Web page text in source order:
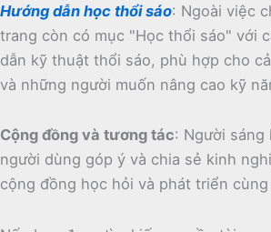
Hướng dẫn học thổi sáo: Ngoài việc
trang còn có mục "Học thổi sáo" với
dẫn kỹ thuật thổi sáo, phù hợp cho
và những người muốn nâng cao kỹ
Cộng đồng và tương tác: Người sáng
người dùng góp ý và chia sẻ kinh
cộng đồng học hỏi và phát triển cùng